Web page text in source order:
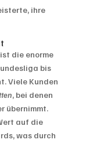
ihre
die enorme
bis
Viele Kunden
, bei denen
übernimmt.
auf die
was durch